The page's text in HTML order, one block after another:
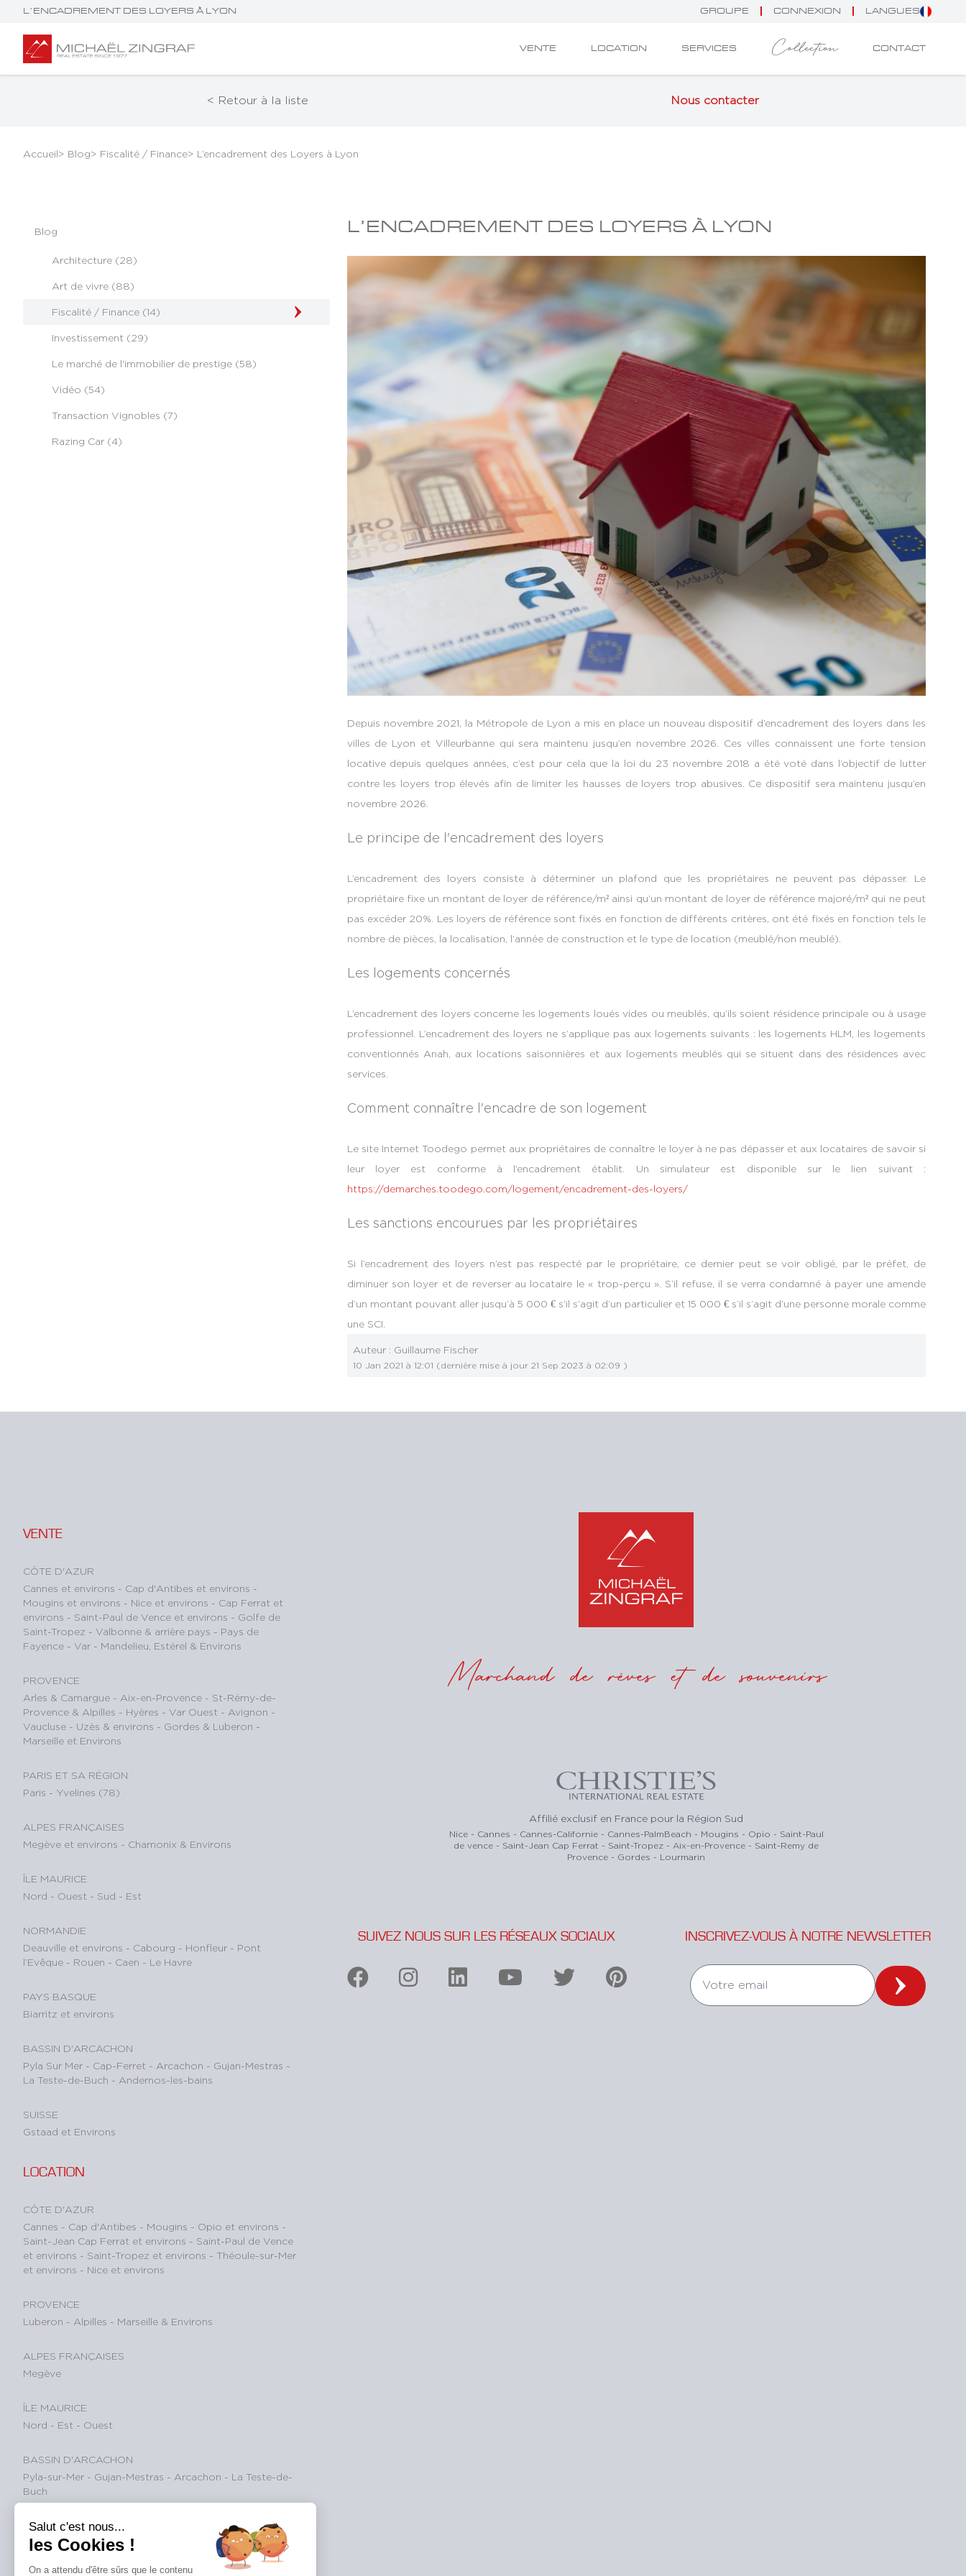
L’ENCADREMENT DES LOYERS À LYON GROUPE CONNEXION LANGUES
VENTE LOCATION SERVICES Collection CONTACT
< Retour à la liste Nous contacter
Accueil> Blog> Fiscalité / Finance> L’encadrement des Loyers à Lyon
Blog
Architecture (28)
Art de vivre (88)
Fiscalité / Finance (14)
Investissement (29)
Le marché de l'immobilier de prestige (58)
Vidéo (54)
Transaction Vignobles (7)
Razing Car (4)
L’ENCADREMENT DES LOYERS À LYON
Depuis novembre 2021, la Métropole de Lyon a mis en place un nouveau dispositif d’encadrement des loyers dans les
villes de Lyon et Villeurbanne qui sera maintenu jusqu’en novembre 2026. Ces villes connaissent une forte tension
locative depuis quelques années, c’est pour cela que la loi du 23 novembre 2018 a été voté dans l’objectif de lutter
contre les loyers trop élevés afin de limiter les hausses de loyers trop abusives. Ce dispositif sera maintenu jusqu’en
novembre 2026.
Le principe de l'encadrement des loyers
L’encadrement des loyers consiste à déterminer un plafond que les propriétaires ne peuvent pas dépasser. Le
propriétaire fixe un montant de loyer de référence/m² ainsi qu’un montant de loyer de référence majoré/m² qui ne peut
pas excéder 20%. Les loyers de référence sont fixés en fonction de différents critères, ont été fixés en fonction tels le
nombre de pièces, la localisation, l’année de construction et le type de location (meublé/non meublé).
Les logements concernés
L’encadrement des loyers concerne les logements loués vides ou meublés, qu’ils soient résidence principale ou à usage
professionnel. L’encadrement des loyers ne s’applique pas aux logements suivants : les logements HLM, les logements
conventionnés Anah, aux locations saisonnières et aux logements meublés qui se situent dans des résidences avec
services.
Comment connaître l'encadre de son logement
Le site Internet Toodego permet aux propriétaires de connaître le loyer à ne pas dépasser et aux locataires de savoir si
leur loyer est conforme à l’encadrement établit. Un simulateur est disponible sur le lien suivant :
https://demarches.toodego.com/logement/encadrement-des-loyers/
Les sanctions encourues par les propriétaires
Si l’encadrement des loyers n’est pas respecté par le propriétaire, ce dernier peut se voir obligé, par le préfet, de
diminuer son loyer et de reverser au locataire le « trop-perçu ». S’il refuse, il se verra condamné à payer une amende
d’un montant pouvant aller jusqu’à 5 000 € s’il s’agit d’un particulier et 15 000 € s’il s’agit d’une personne morale comme
une SCI.
Auteur : Guillaume Fischer
10 Jan 2021 à 12:01 (dernière mise à jour 21 Sep 2023 à 02:09 )
VENTE
CÔTE D'AZUR
Cannes et environs - Cap d'Antibes et environs -
Mougins et environs - Nice et environs - Cap Ferrat et
environs - Saint-Paul de Vence et environs - Golfe de
Saint-Tropez - Valbonne & arrière pays - Pays de
Fayence - Var - Mandelieu, Estérel & Environs
PROVENCE
Arles & Camargue - Aix-en-Provence - St-Rémy-de-
Provence & Alpilles - Hyères - Var Ouest - Avignon -
Vaucluse - Uzès & environs - Gordes & Luberon -
Marseille et Environs
PARIS ET SA RÉGION
Paris - Yvelines (78)
ALPES FRANÇAISES
Megève et environs - Chamonix & Environs
ÎLE MAURICE
Nord - Ouest - Sud - Est
NORMANDIE
Deauville et environs - Cabourg - Honfleur - Pont
l’Evêque - Rouen - Caen - Le Havre
PAYS BASQUE
Biarritz et environs
BASSIN D'ARCACHON
Pyla Sur Mer - Cap-Ferret - Arcachon - Gujan-Mestras -
La Teste-de-Buch - Andernos-les-bains
SUISSE
Gstaad et Environs
LOCATION
CÔTE D'AZUR
Cannes - Cap d'Antibes - Mougins - Opio et environs -
Saint-Jean Cap Ferrat et environs - Saint-Paul de Vence
et environs - Saint-Tropez et environs - Théoule-sur-Mer
et environs - Nice et environs
PROVENCE
Luberon - Alpilles - Marseille & Environs
ALPES FRANÇAISES
Megève
ÎLE MAURICE
Nord - Est - Ouest
BASSIN D'ARCACHON
Pyla-sur-Mer - Gujan-Mestras - Arcachon - La Teste-de-
Buch
ALPES SUISSES
Gstaad et environs
Marchand de rêves et de souvenirs
Affilié exclusif en France pour la Région Sud
Nice - Cannes - Cannes-Californie - Cannes-PalmBeach - Mougins - Opio - Saint-Paul
de vence - Saint-Jean Cap Ferrat - Saint-Tropez - Aix-en-Provence - Saint-Remy de
Provence - Gordes - Lourmarin
SUIVEZ NOUS SUR LES RÉSEAUX SOCIAUX INSCRIVEZ-VOUS À NOTRE NEWSLETTER
Salut c'est nous...
les Cookies !
On a attendu d'être sûrs que le contenu